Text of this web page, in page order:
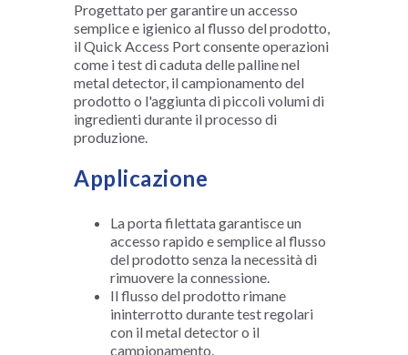
Progettato per garantire un accesso
semplice e igienico al flusso del prodotto,
il Quick Access Port consente operazioni
come i test di caduta delle palline nel
metal detector, il campionamento del
prodotto o l'aggiunta di piccoli volumi di
ingredienti durante il processo di
produzione.
Applicazione
La porta filettata garantisce un
accesso rapido e semplice al flusso
del prodotto senza la necessità di
rimuovere la connessione.
Il flusso del prodotto rimane
ininterrotto durante test regolari
con il metal detector o il
campionamento.